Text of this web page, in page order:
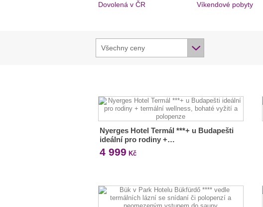
Dovolená v ČR
Víkendové pobyty
Všechny ceny
Nyerges Hotel Termál ***+ u Budapešti
ideální pro rodiny +…
4 999 Kč